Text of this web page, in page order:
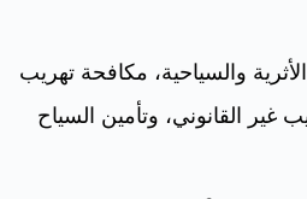
والسياحية، مكافحة تهريب
غير القانوني، وتأمين السياح